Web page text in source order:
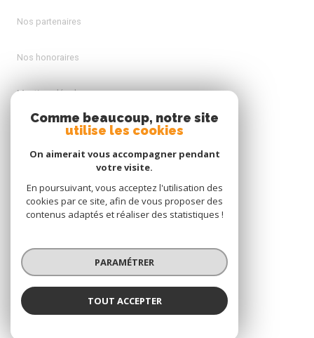
Nos partenaires
Nos honoraires
Mentions légales
Cookies
© 2026 | Tous droits réservés
Réalisé par
Comme beaucoup, notre site
utilise les cookies
On aimerait vous accompagner pendant
votre visite.
En poursuivant, vous acceptez l'utilisation des
cookies par ce site, afin de vous proposer des
contenus adaptés et réaliser des statistiques !
PARAMÉTRER
TOUT ACCEPTER